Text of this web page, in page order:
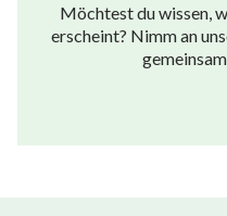
Möchtest du wissen,
erscheint? Nimm an